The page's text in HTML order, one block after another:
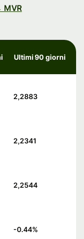
MVR
Ultimi 90 giorni
2,2883
2,2341
2,2544
-0.44%